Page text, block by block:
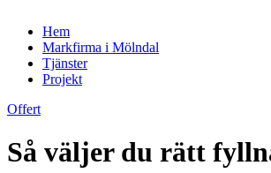
Hem
Markfirma i Mölndal
Tjänster
Projekt
Offert
Så väljer du rätt